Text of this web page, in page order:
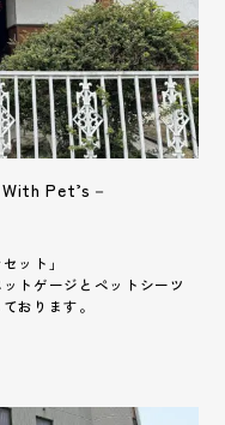
Pet’s－
ット」
トゲージとペットシーツ
おります。